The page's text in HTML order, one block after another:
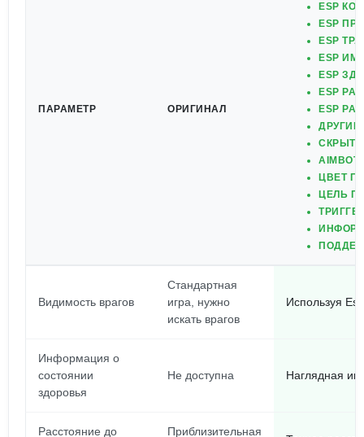
ПАРАМЕТР ОРИГИНАЛ
ESP
ESP
ESP
ESP
ESP
ESP
ESP
ДРУГИЕ
AIMBOT
ЦВЕТ
ЦЕЛЬ
Видимость врагов
Стандартная
игра, нужно
искать врагов
Используя
Информация о
состоянии
здоровья
Не доступна Наглядная
Расстояние до
Приблизительная